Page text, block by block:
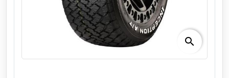
search